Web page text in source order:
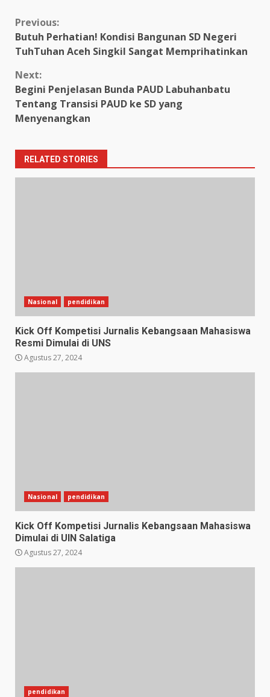
Continue
Reading
Previous:
Butuh Perhatian! Kondisi Bangunan SD Negeri
TuhTuhan Aceh Singkil Sangat Memprihatinkan
Next:
Begini Penjelasan Bunda PAUD Labuhanbatu
Tentang Transisi PAUD ke SD yang
Menyenangkan
RELATED STORIES
Nasional pendidikan
Kick Off Kompetisi Jurnalis Kebangsaan Mahasiswa
Resmi Dimulai di UNS
Agustus 27, 2024
Nasional pendidikan
Kick Off Kompetisi Jurnalis Kebangsaan Mahasiswa
Dimulai di UIN Salatiga
Agustus 27, 2024
pendidikan